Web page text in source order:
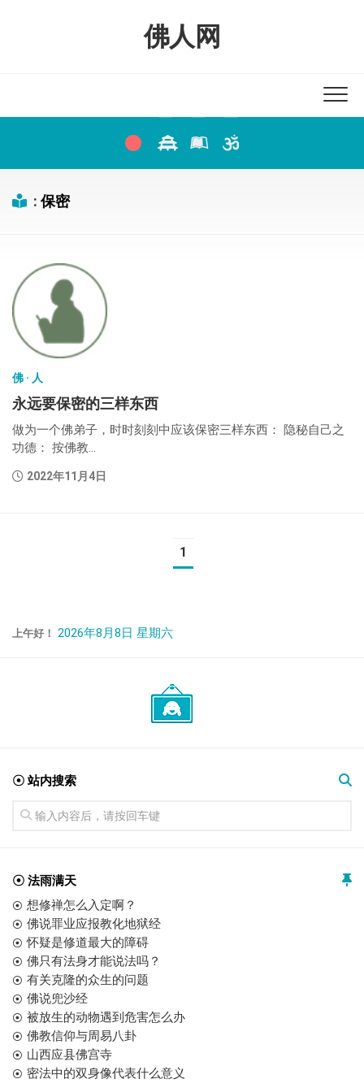
佛人网
: 保密
佛 · 人
永远要保密的三样东西
做为一个佛弟子，时时刻刻中应该保密三样东西： 隐秘自己之
功德： 按佛教...
2022年11月4日
1
上午好！ 2026年8月8日 星期六
☉ 站内搜索
☉ 法雨满天
想修禅怎么入定啊？
佛说罪业应报教化地狱经
怀疑是修道最大的障碍
佛只有法身才能说法吗？
有关克隆的众生的问题
佛说兜沙经
被放生的动物遇到危害怎么办
佛教信仰与周易八卦
山西应县佛宫寺
密法中的双身像代表什么意义